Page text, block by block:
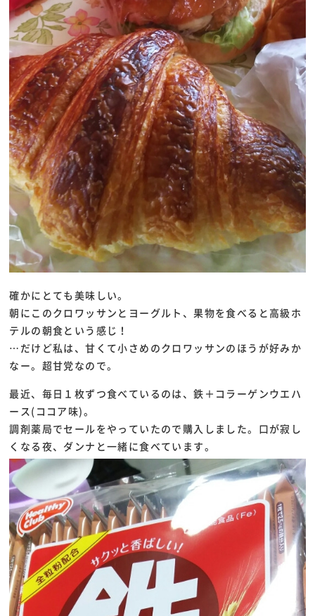
確かにとても美味しい。
朝にこのクロワッサンとヨーグルト、果物を食べると高級ホ
テルの朝食という感じ！
…だけど私は、甘くて小さめのクロワッサンのほうが好みか
なー。超甘党なので。
最近、毎日１枚ずつ食べているのは、鉄＋コラーゲンウエハ
ース(ココア味)。
調剤薬局でセールをやっていたので購入しました。口が寂し
くなる夜、ダンナと一緒に食べています。